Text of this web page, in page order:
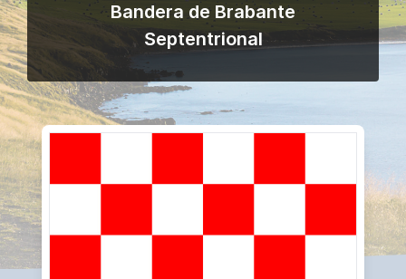
Bandera de Brabante
Septentrional